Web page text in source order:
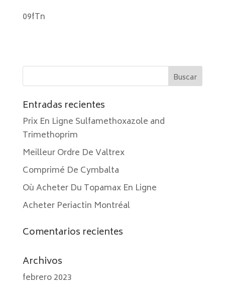
09fTn
Entradas recientes
Prix En Ligne Sulfamethoxazole and
Trimethoprim
Meilleur Ordre De Valtrex
Comprimé De Cymbalta
Où Acheter Du Topamax En Ligne
Acheter Periactin Montréal
Comentarios recientes
Archivos
febrero 2023